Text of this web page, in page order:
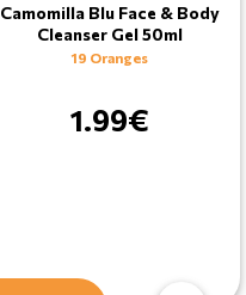
Camomilla Blu Face & Body
Cleanser Gel 50ml
19 Oranges
1.99€